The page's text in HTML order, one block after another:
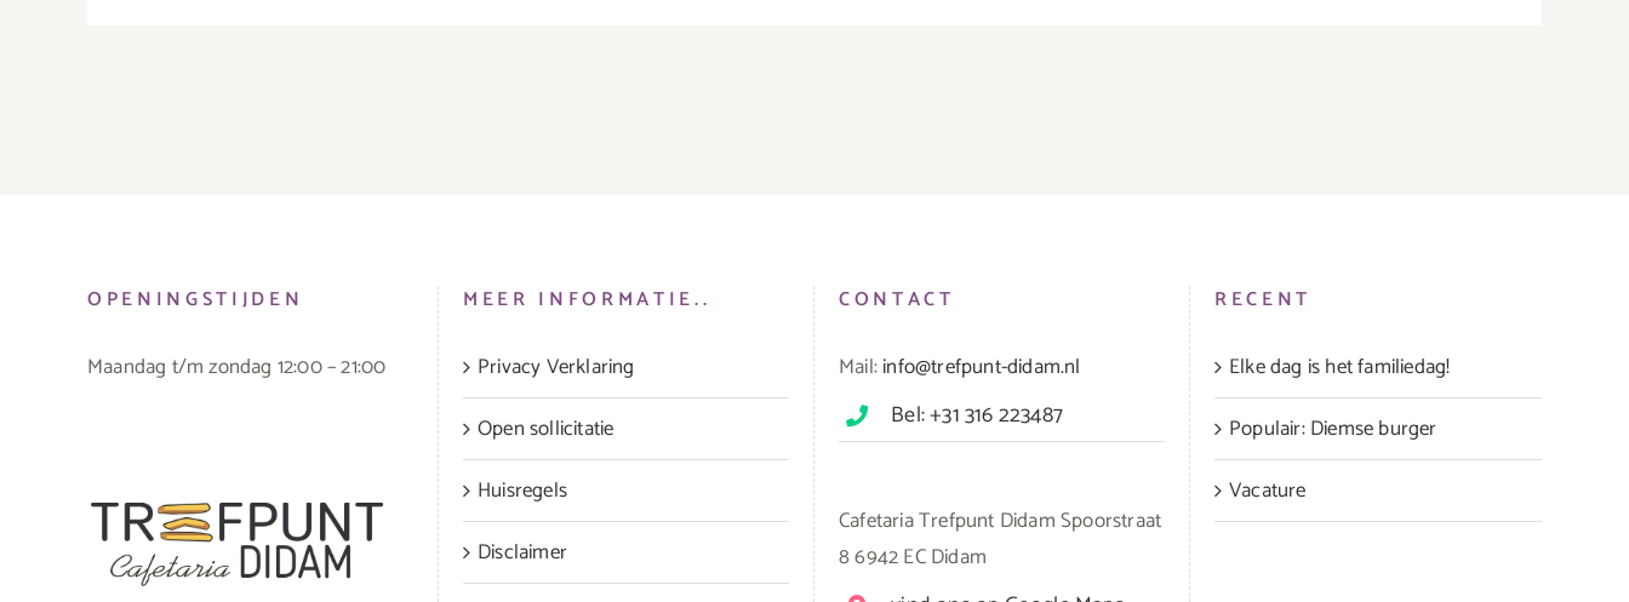
OPENINGSTIJDEN
Maandag t/m zondag 12:00 – 21:00
MEER INFORMATIE..
Privacy Verklaring
Open sollicitatie
Huisregels
Disclaimer
CONTACT
Mail:info@trefpunt-didam.nl
Bel: +31 316 223487
Cafetaria Trefpunt Didam Spoorstraat
8 6942 EC Didam
RECENT
Elke dag is het familiedag!
Populair: Diemse burger
Vacature